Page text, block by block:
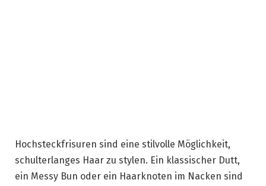
Hochsteckfrisuren sind eine stilvolle Möglichkeit,
schulterlanges Haar zu stylen. Ein klassischer Dutt,
ein Messy Bun oder ein Haarknoten im Nacken sind